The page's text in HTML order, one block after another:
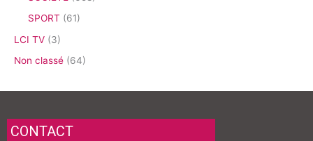
SPORT (61)
LCI TV (3)
Non classé (64)
CONTACT